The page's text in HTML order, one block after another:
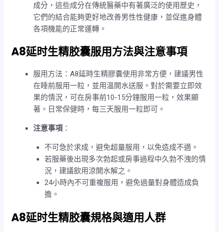
成分，這些成分在傳統醫藥中有著廣泛的使用歷史，
它們的結合能夠更好地改善男性性健康，並促進身體
各項機能的正常運轉。
A8延时生精胶囊服用方法與注意事項
服用方法：A8延時生精膠囊使用非常方便，建議男性
在睡前服用一粒，並用溫開水送服。對於需要立即效
果的情況，可在房事前10-15分鐘服用一粒，效果顯
著。日常保健時，每三天服用一粒即可。
注意事項 ：
不可急於求成，避免超量服用，以免造成不適。
若服藥後出現多次勃起或房事過程中久勃不洩的情
況，建議飲用涼開水解之。
24小時內不可重複服用，避免過量對身體造成負
擔。
A8延时生精胶囊規格與適用人群